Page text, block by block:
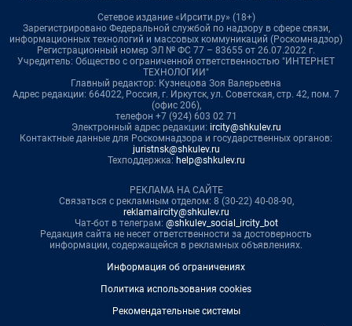
Сетевое издание «Ирсити.ру» (18+)
Зарегистрировано Федеральной службой по надзору в сфере связи,
информационных технологий и массовых коммуникаций (Роскомнадзор)
Регистрационный номер ЭЛ № ФС 77 – 83655 от 26.07.2022 г.
Учредитель: Общество с ограниченной ответственностью "ИНТЕРНЕТ
ТЕХНОЛОГИИ"
Главный редактор: Кузнецова Зоя Валерьевна
Адрес редакции: 664022, Россия, г. Иркутск, ул. Советская, стр. 42, пом. 7
(офис 206),
телефон +7 (924) 603 02 71
Электронный адрес редакции: ircity@shkulev.ru
Контактные данные для Роскомнадзора и государственных органов:
juristnsk@shkulev.ru
Техподдержка: help@shkulev.ru
РЕКЛАМА НА САЙТЕ
Связаться с рекламным отделом: 8 (30-22) 40-08-90,
reklamaircity@shkulev.ru
Чат-бот в телеграм: @shkulev_social_ircity_bot
Редакция сайта не несет ответственности за достоверность
информации, содержащейся в рекламных объявлениях.
Информация об ограничениях
Политика использования cookies
Рекомендательные системы